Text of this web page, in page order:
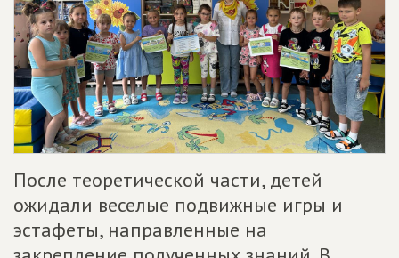
После теоретической части, детей
ожидали веселые подвижные игры и
эстафеты, направленные на